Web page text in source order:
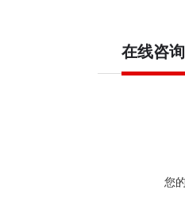
在线咨询
您